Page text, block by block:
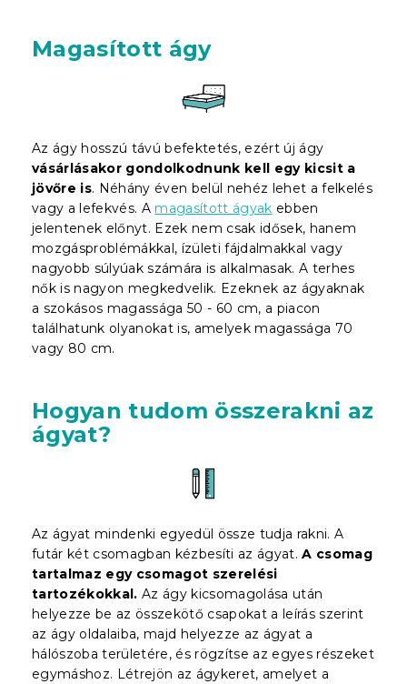
Magasított ágy
Az ágy hosszú távú befektetés, ezért új ágy
vásárlásakor gondolkodnunk kell egy kicsit a
jövőre is. Néhány éven belül nehéz lehet a felkelés
vagy a lefekvés. A magasított ágyak ebben
jelentenek előnyt. Ezek nem csak idősek, hanem
mozgásproblémákkal, ízületi fájdalmakkal vagy
nagyobb súlyúak számára is alkalmasak. A terhes
nők is nagyon megkedvelik. Ezeknek az ágyaknak
a szokásos magassága 50 - 60 cm, a piacon
találhatunk olyanokat is, amelyek magassága 70
vagy 80 cm.
Hogyan tudom összerakni az
ágyat?
Az ágyat mindenki egyedül össze tudja rakni. A
futár két csomagban kézbesíti az ágyat.A csomag
tartalmaz egy csomagot szerelési
tartozékokkal. Az ágy kicsomagolása után
helyezze be az összekötő csapokat a leírás szerint
az ágy oldalaiba, majd helyezze az ágyat a
hálószoba területére, és rögzítse az egyes részeket
egymáshoz. Létrejön az ágykeret, amelyet a